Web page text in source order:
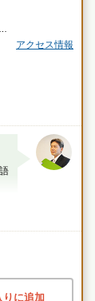
本観音」バス
アクセス情報
りに追加